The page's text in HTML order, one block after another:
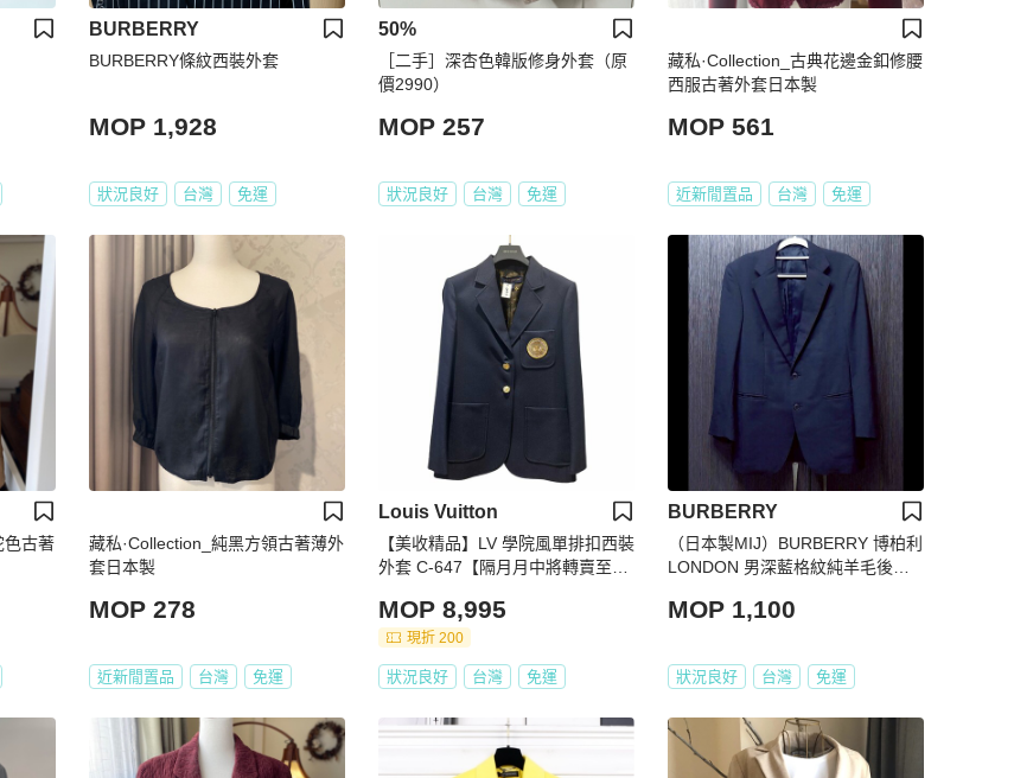
BURBERRY
BURBERRY條紋西裝外套
MOP 1,928
狀況良好 台灣 免運
50%
［二手］深杏色韓版修身外套（原
價2990）
MOP 257
狀況良好 台灣 免運
藏私·Collection_古典花邊金釦修腰
西服古著外套日本製
MOP 561
近新閒置品 台灣 免運
色古著
藏私·Collection_純黑方領古著薄外
套日本製
MOP 278
近新閒置品 台灣 免運
Louis Vuitton
【美收精品】LV 學院風單排扣西裝
外套 C-647【隔月月中將轉賣至日
MOP 8,995
現折 200
狀況良好 台灣 免運
BURBERRY
（日本製MIJ）BURBERRY 博柏利
LONDON 男深藍格紋純羊毛後開
MOP 1,100
狀況良好 台灣 免運